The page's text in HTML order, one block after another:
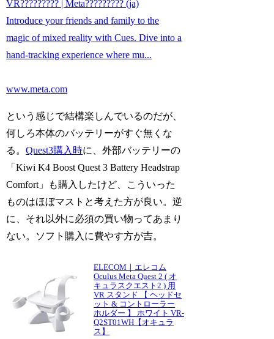
VR????????? | Meta????????? (ja)
Introduce your friends and family to the
magic of mixed reality with Cues. Dive into a
hand-tracking experience where mu...
www.meta.com
という感じで結構楽しんでいるのだが、
何しろ本体のバッテリーがすぐ無くな
る。Quest3購入時に、外部バッテリーの
「Kiwi K4 Boost Quest 3 Battery Headstrap
Comfort」も購入したけど、こういった
ものはほぼマストと考えた方が良い。逆
に、それ以外に必須の買い物ってあまり
ない。ソフト購入に費やす方が吉。
ELECOM｜エレコム
Oculus Meta Quest 2 ( オ
キュラスクエスト2 ) 用
VR スタンド 【 ヘッドセ
ット & コントローラー
ホルダー 】 ホワイト VR-
Q2ST01WH【オキュラ
ス】